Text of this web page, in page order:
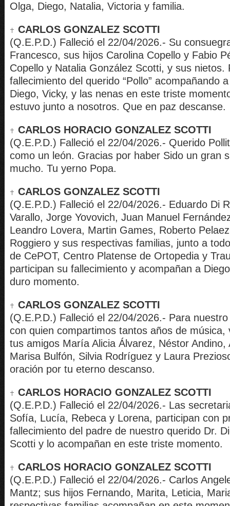
Olga, Diego, Natalia, Victoria y familia.
CARLOS GONZALEZ SCOTTI
(Q.E.P.D.) Falleció el 22/04/2026.- Su
Francesco, sus hijos Carolina Copello y Fabio
Copello y Natalia González Scotti, y sus nietos.
fallecimiento del querido “Pollo” acompañando
Diego, Vicky, y las nenas en este triste
estuvo junto a nosotros. Que en paz descanse.
CARLOS HORACIO GONZALEZ SCOTTI
(Q.E.P.D.) Falleció el 22/04/2026.- Querido
como un león. Gracias por haber Sido un gran
mucho. Tu yerno Popa.
CARLOS GONZALEZ SCOTTI
(Q.E.P.D.) Falleció el 22/04/2026.- Eduardo Di
Varallo, Jorge Yovovich, Juan Manuel
Leandro Lovera, Martin Games, Roberto
Roggiero y sus respectivas familias, junto a
de CePOT, Centro Platense de Ortopedia y
participan su fallecimiento y acompañan a
duro momento.
CARLOS GONZALEZ SCOTTI
(Q.E.P.D.) Falleció el 22/04/2026.- Para
con quien compartimos tantos años de música,
tus amigos María Alicia Álvarez, Néstor Andino,
Marisa Bulfón, Silvia Rodríguez y Laura
oración por tu eterno descanso.
CARLOS HORACIO GONZALEZ SCOTTI
(Q.E.P.D.) Falleció el 22/04/2026.- Las
Sofía, Lucía, Rebeca y Lorena, participan con
fallecimiento del padre de nuestro querido Dr.
Scotti y lo acompañan en este triste momento.
CARLOS HORACIO GONZALEZ SCOTTI
(Q.E.P.D.) Falleció el 22/04/2026.- Carlos
Mantz; sus hijos Fernando, Marita, Leticia,